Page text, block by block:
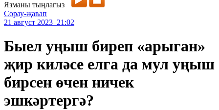
Язманы тыңлагыз
Сорау-җавап
21 август 2023 21:02
Быел уңыш биреп «арыган»
җир киләсе елга да мул уңыш
бирсен өчен ничек
эшкәртергә?